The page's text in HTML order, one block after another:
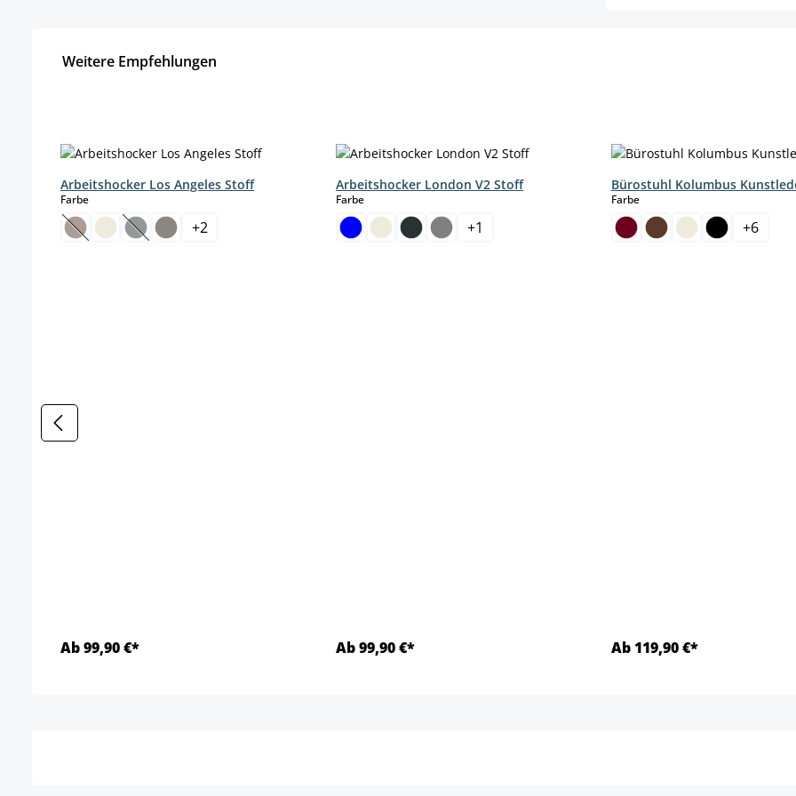
Weitere Empfehlungen
Arbeitshocker Los Angeles Stoff
Farbeauswählen
(Diese Option ist zurzeit nicht verfügbar.)
(Diese Option ist zurzeit nicht verfügbar.)
+2
Ab 99,90 €*
Arbeitshocker London V2 Stoff
Farbeauswählen
+1
Ab 99,90 €*
Bürostuhl Kolumbus
Farbeauswählen
+6
Ab 119,90 €*